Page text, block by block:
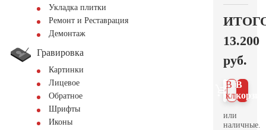
Укладка плитки
Ремонт и Реставрация
Демонтаж
Гравировка
Картинки
Лицевое
Обратное
Шрифты
Иконы
13.200
руб.
В
В 1
клик
или
наличные.